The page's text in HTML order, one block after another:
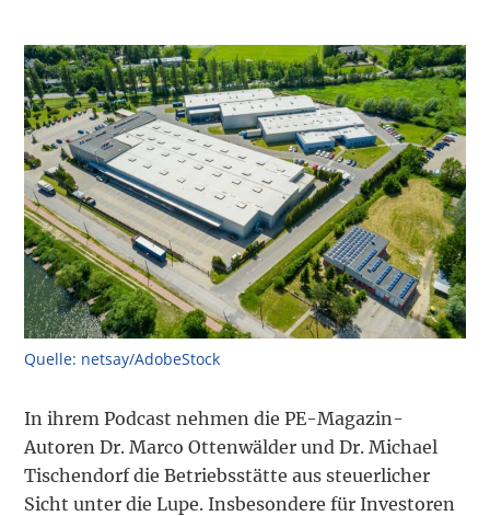
Quelle: netsay/AdobeStock
In ihrem Podcast nehmen die PE-Magazin-
Autoren Dr. Marco Ottenwälder und Dr. Michael
Tischendorf die Betriebsstätte aus steuerlicher
Sicht unter die Lupe. Insbesondere für Investoren